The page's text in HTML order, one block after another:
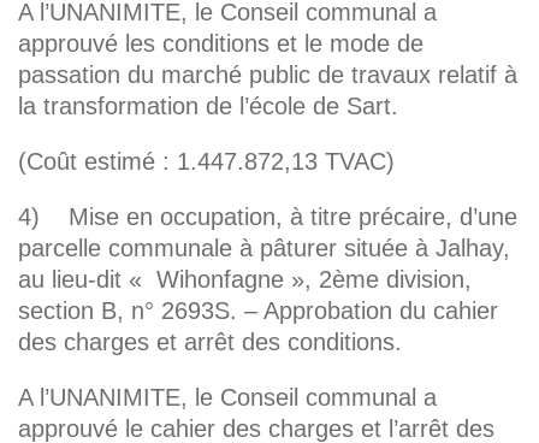
A l’UNANIMITE, le Conseil communal a
approuvé les conditions et le mode de
passation du marché public de travaux relatif à
la transformation de l’école de Sart.
(Coût estimé : 1.447.872,13 TVAC)
4) Mise en occupation, à titre précaire, d’une
parcelle communale à pâturer située à Jalhay,
au lieu-dit « Wihonfagne », 2ème division,
section B, n° 2693S. – Approbation du cahier
des charges et arrêt des conditions.
A l’UNANIMITE, le Conseil communal a
approuvé le cahier des charges et l’arrêt des